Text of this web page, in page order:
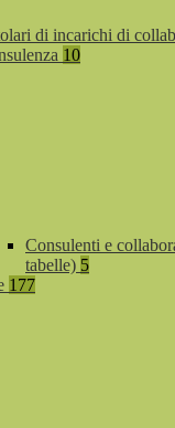
di incarichi di
10
Consulenti e
tabelle) 5
177